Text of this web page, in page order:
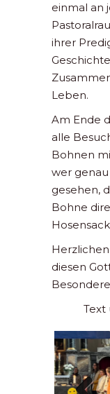
einmal an
ihrer
Leben.
Am Ende
alle
Bohnen
wer
gesehen,
Bohne
diesen
Text